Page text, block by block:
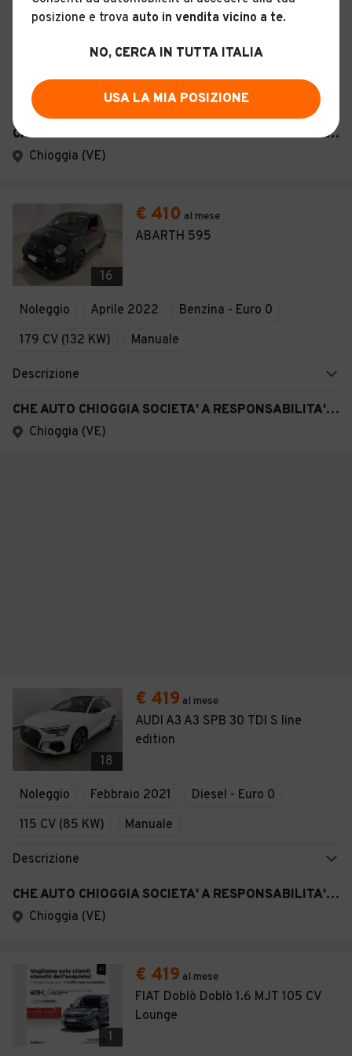
Descrizione
CHE AUTO CHIOGGIA SOCIETA' A RESPONSABILITA' LIMITATA SEMPLIFICAT A
Chioggia (VE)
16
€ 410 al mese
ABARTH 595
Noleggio Aprile 2022
Benzina - Euro 0
179 CV (132 KW)
Manuale
Descrizione
CHE AUTO CHIOGGIA SOCIETA' A RESPONSABILITA' LIMITATA SEMPLIFICAT A
Chioggia (VE)
18
€ 419 al mese
AUDI A3 A3 SPB 30 TDI S line
edition
Noleggio Febbraio 2021
Diesel - Euro 0
115 CV (85 KW)
Manuale
Descrizione
CHE AUTO CHIOGGIA SOCIETA' A RESPONSABILITA' LIMITATA SEMPLIFICAT A
Chioggia (VE)
1
€ 419 al mese
FIAT Doblò Doblò 1.6 MJT 105 CV
Lounge
posizione e trova auto in vendita vicino a te.
NO, CERCA IN TUTTA ITALIA
USA LA MIA POSIZIONE